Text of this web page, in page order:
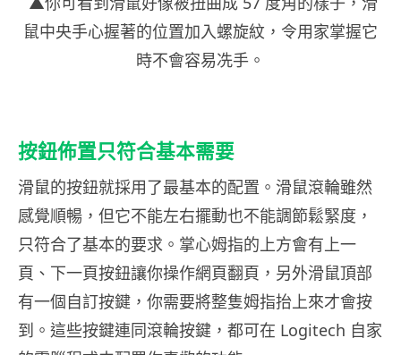
鼠中央手心握著的位置加入螺旋紋，令用家掌握它
時不會容易冼手。
按鈕佈置只符合基本需要
滑鼠的按鈕就採用了最基本的配置。滑鼠滾輪雖然
感覺順暢，但它不能左右擺動也不能調節鬆緊度，
只符合了基本的要求。掌心姆指的上方會有上一
頁、下一頁按鈕讓你操作網頁翻頁，另外滑鼠頂部
有一個自訂按鍵，你需要將整隻姆指抬上來才會按
到。這些按鍵連同滾輪按鍵，都可在 Logitech 自家